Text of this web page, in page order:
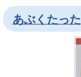
あぶくたった